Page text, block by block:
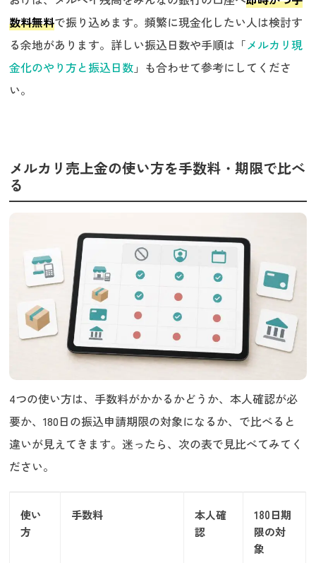
数料無料で振り込めます。頻繁に現金化したい人は検討す
る余地があります。詳しい振込日数や手順は「メルカリ現
金化のやり方と振込日数 」も合わせて参考にしてくださ
い。
メルカリ売上金の使い方を手数料・期限で比べ
る
4つの使い方は、手数料がかかるかどうか、本人確認が必
要か、180日の振込申請期限の対象になるか、で比べると
違いが見えてきます。迷ったら、次の表で見比べてみてく
ださい。
使い
方
手数料
本人確
認
180日期
限の対
象